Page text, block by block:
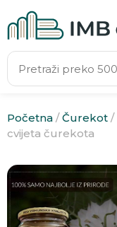
Početna /Čurekot /
cvijeta čurekota